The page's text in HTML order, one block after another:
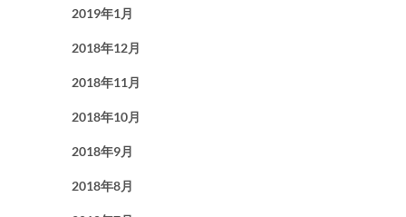
2019年1月
2018年12月
2018年11月
2018年10月
2018年9月
2018年8月